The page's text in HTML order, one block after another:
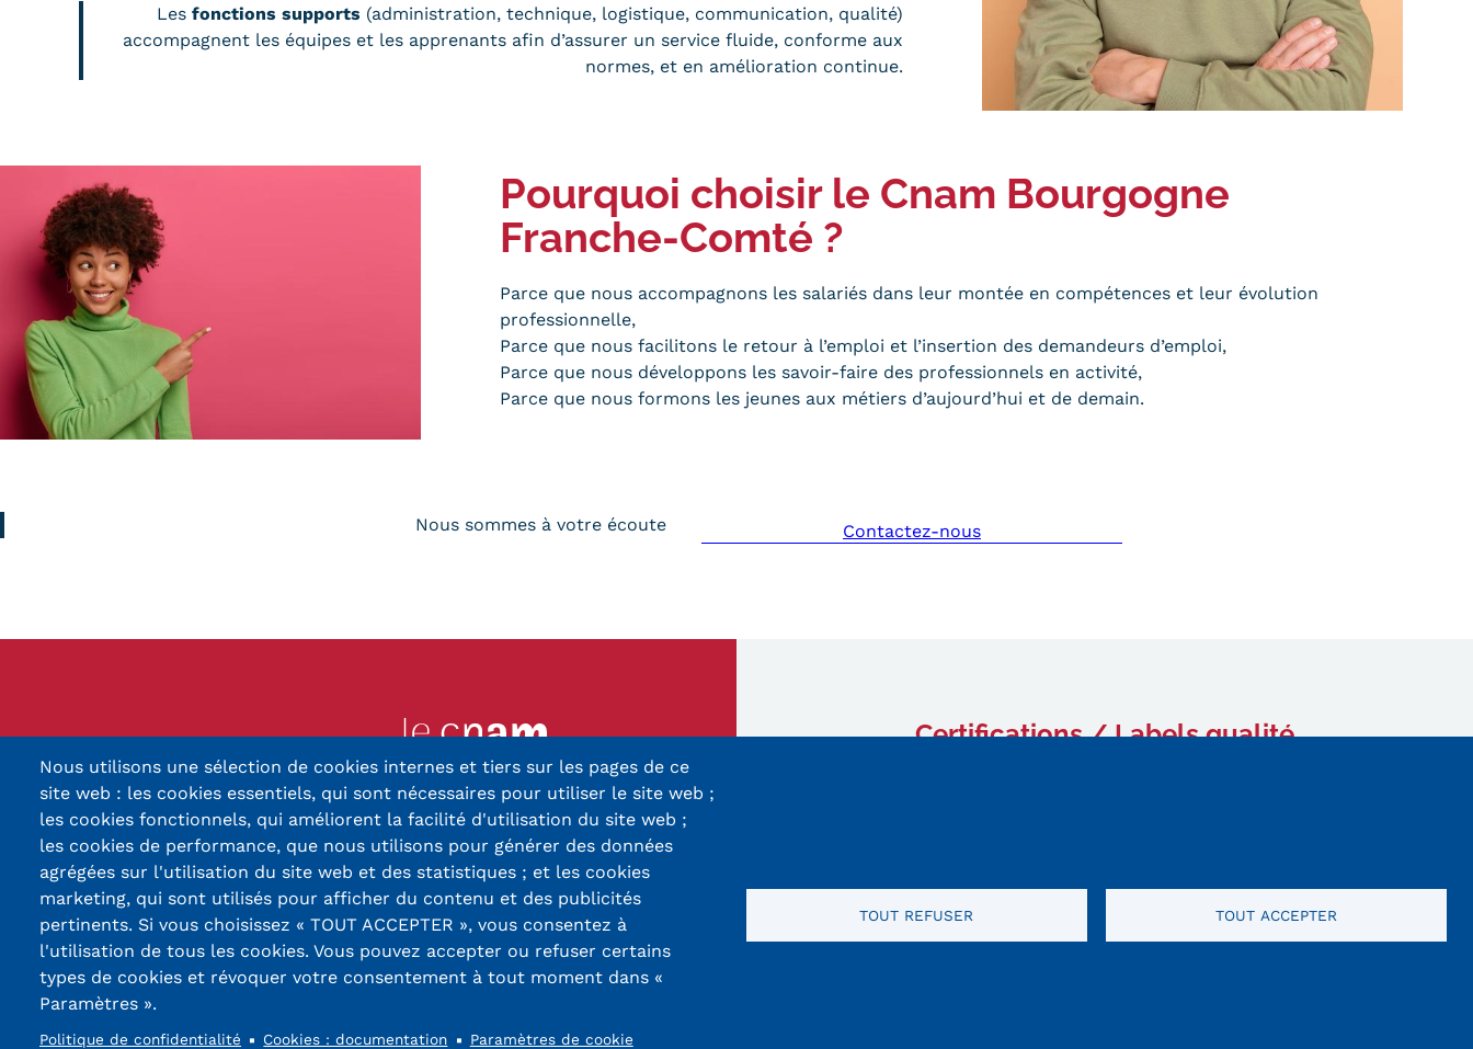
Lesfonctions supports (administration, technique, logistique, communication, qualité)
accompagnent les équipes et les apprenants afin d’assurer un service fluide, conforme aux
normes, et en amélioration continue.
Pourquoi choisir le Cnam Bourgogne
Franche-Comté ?
Parce que nous accompagnons les salariés dans leur montée en compétences et leur évolution
professionnelle,
Parce que nous facilitons le retour à l’emploi et l’insertion des demandeurs d’emploi,
Parce que nous développons les savoir-faire des professionnels en activité,
Parce que nous formons les jeunes aux métiers d’aujourd’hui et de demain.
Nous sommes à votre écoute Contactez-nous
13, Rue Ernest Thierry-Mieg
90010 BELFORT Cedex
03 84 58 33 10
Réseaux
sociaux
Certifications / Labels qualité
Nous utilisons une sélection de cookies internes et tiers sur les pages de ce
site web : les cookies essentiels, qui sont nécessaires pour utiliser le site web ;
les cookies fonctionnels, qui améliorent la facilité d'utilisation du site web ;
les cookies de performance, que nous utilisons pour générer des données
agrégées sur l'utilisation du site web et des statistiques ; et les cookies
marketing, qui sont utilisés pour afficher du contenu et des publicités
pertinents. Si vous choisissez « TOUT ACCEPTER », vous consentez à
l'utilisation de tous les cookies. Vous pouvez accepter ou refuser certains
types de cookies et révoquer votre consentement à tout moment dans «
Paramètres ».
Politique de confidentialité Cookies : documentation Paramètres de cookie
TOUT REFUSER TOUT ACCEPTER